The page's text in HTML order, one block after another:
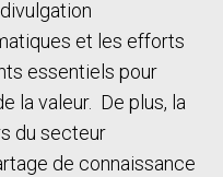
et les efforts
essentiels pour
la valeur. De plus, la
du secteur
de connaissance